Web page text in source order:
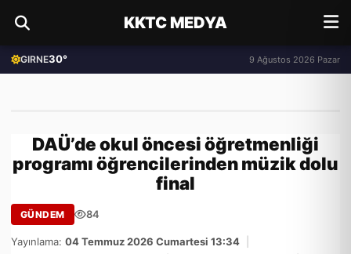
KKTC MEDYA
GIRNE30° 9 Ağustos 2026 Pazar
DAÜ’de okul öncesi öğretmenliği
programı öğrencilerinden müzik dolu
final
GÜNDEM 84
Yayınlama: 04 Temmuz 2026 Cumartesi 13:34